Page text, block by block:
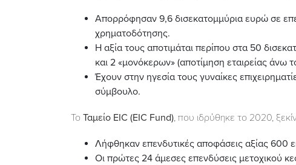
Απορρόφησαν 9,6 δισεκατομμύρια ευρώ σε
χρηματοδότησης.
Η αξία τους αποτιμάται περίπου στα 50
και 2 «μονόκερων» (αποτίμηση εταιρείας άνω
Έχουν στην ηγεσία τους γυναίκες
σύμβουλο.
Το Ταμείο EIC (EIC Fund), που ιδρύθηκε το 2020,
Λήφθηκαν επενδυτικές αποφάσεις αξίας 600
Οι πρώτες 24 άμεσες επενδύσεις μετοχικού